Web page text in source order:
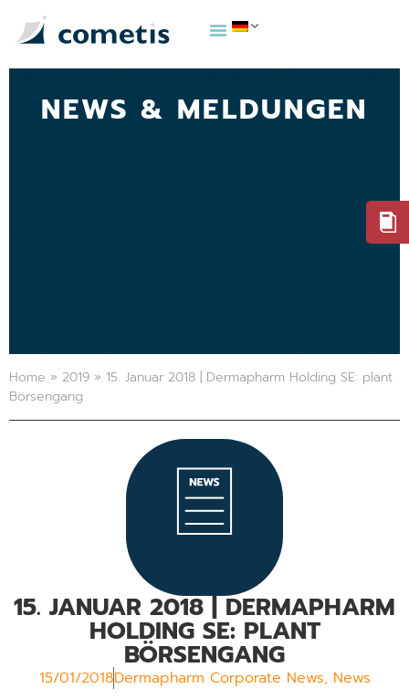
NEWS & MELDUNGEN
Home » 2019 » 15. Januar 2018 | Dermapharm Holding SE: plant
Börsengang
15. JANUAR 2018 | DERMAPHARM
HOLDING SE: PLANT
BÖRSENGANG
15/01/2018Dermapharm Corporate News, News